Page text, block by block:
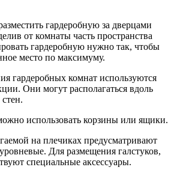
гардеробную за дверцами
от комнаты часть пространства
гардеробную нужно так, чтобы
место по максимуму.
гардеробных комнат используются
Они могут располагаться вдоль
использовать корзины или ящики.
на плечиках предусматривают
Для размещения галстуков,
специальные аксессуары.